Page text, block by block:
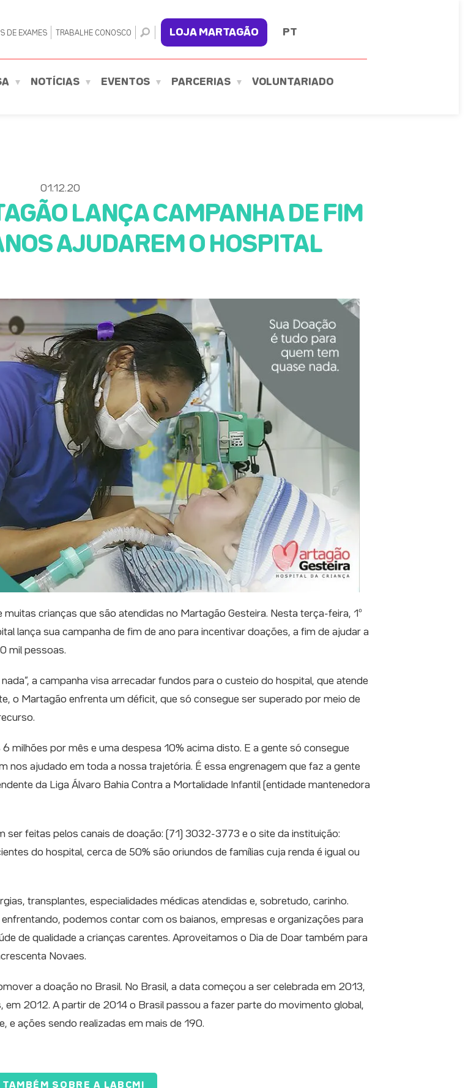
DE EXAMES TRABALHE CONOSCO LOJA MARTAGÃO PT
NOTÍCIAS EVENTOS PARCERIAS VOLUNTARIADO
01.12.20
LANÇA CAMPANHA DE FIM
AJUDAREM O HOSPITAL
crianças que são atendidas no Martagão Gesteira. Nesta terça-feira, 1º
lança sua campanha de fim de ano para incentivar doações, a fim de ajudar a
mil pessoas.
a campanha visa arrecadar fundos para o custeio do hospital, que atende
o Martagão enfrenta um déficit, que só consegue ser superado por meio de
milhões por mês e uma despesa 10% acima disto. E a gente só consegue
nos ajudado em toda a nossa trajetória. É essa engrenagem que faz a gente
da Liga Álvaro Bahia Contra a Mortalidade Infantil (entidade mantenedora
ser feitas pelos canais de doação: (71) 3032-3773 e o site da instituição:
do hospital, cerca de 50% são oriundos de famílias cuja renda é igual ou
transplantes, especialidades médicas atendidas e, sobretudo, carinho.
podemos contar com os baianos, empresas e organizações para
de qualidade a crianças carentes. Aproveitamos o Dia de Doar também para
Novaes.
a doação no Brasil. No Brasil, a data começou a ser celebrada em 2013,
2012. A partir de 2014 o Brasil passou a fazer parte do movimento global,
e ações sendo realizadas em mais de 190.
TAMBÉM SOBRE A LABCMI